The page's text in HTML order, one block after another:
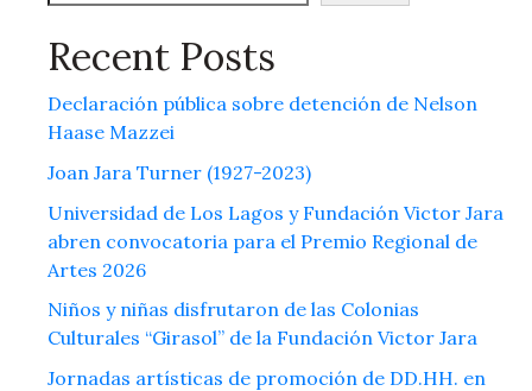
Recent Posts
Declaración pública sobre detención de Nelson
Haase Mazzei
Joan Jara Turner (1927-2023)
Universidad de Los Lagos y Fundación Victor Jara
abren convocatoria para el Premio Regional de
Artes 2026
Niños y niñas disfrutaron de las Colonias
Culturales “Girasol” de la Fundación Victor Jara
Jornadas artísticas de promoción de DD.HH. en